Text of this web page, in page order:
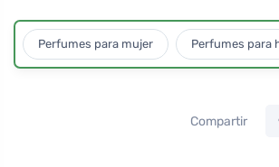
Perfumes para mujer Perfumes para
Compartir